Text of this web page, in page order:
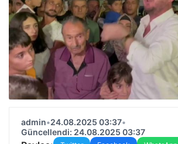
admin•24.08.2025 03:37•
Güncellendi: 24.08.2025 03:37